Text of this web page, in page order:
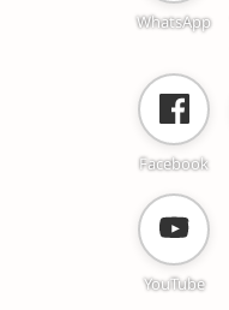
WhatsApp
Facebook
YouTube